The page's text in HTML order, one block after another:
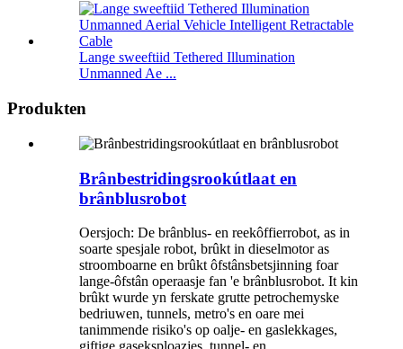
Lange sweeftiid Tethered Illumination
Unmanned Ae ...
Produkten
Brânbestridingsrookútlaat en
brânblusrobot
Oersjoch: De brânblus- en reekôffierrobot, as in
soarte spesjale robot, brûkt in dieselmotor as
stroomboarne en brûkt ôfstânsbetsjinning foar
lange-ôfstân operaasje fan 'e brânblusrobot. It kin
brûkt wurde yn ferskate grutte petrochemyske
bedriuwen, tunnels, metro's en oare mei
tanimmende risiko's op oalje- en gaslekkages,